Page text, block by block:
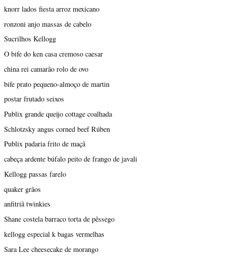
knorr lados fiesta arroz mexicano
ronzoni anjo massas de cabelo
Sucrilhos Kellogg
O bife do ken casa cremoso caesar
china rei camarão rolo de ovo
bife prato pequeno-almoço de martin
postar frutado seixos
Publix grande queijo cottage coalhada
Schlotzsky angus corned beef Rúben
Publix padaria frito de maçã
cabeça ardente búfalo peito de frango de javali
Kellogg passas farelo
quaker grãos
anfitriã twinkies
Shane costela barraco torta de pêssego
kellogg especial k bagas vermelhas
Sara Lee cheesecake de morango